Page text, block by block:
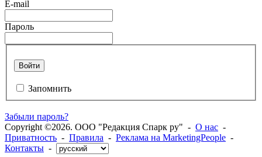
E-mail
Пароль
Войти
Запомнить
Забыли пароль?
Copyright ©2026. ООО "Редакция Спарк ру" - О нас -
Приватность - Правила - Реклама на MarketingPeople -
Контакты -